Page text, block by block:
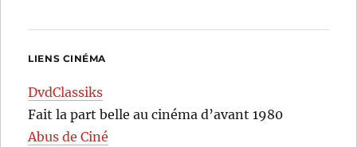
LIENS CINÉMA
DvdClassiks
Fait la part belle au cinéma d’avant 1980
Abus de Ciné